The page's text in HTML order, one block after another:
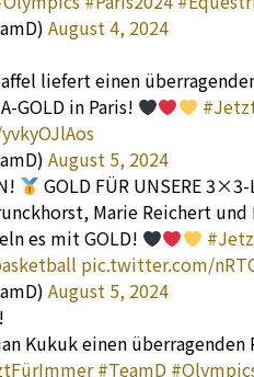
August 4, 2024
liefert einen
GOLD in Paris!
August 5, 2024
GOLD FÜR UNSERE 3×3-
Marie Reichert
es mit GOLD!
pic.twitter.com/
August 5, 2024
Kukuk einen
#TeamD